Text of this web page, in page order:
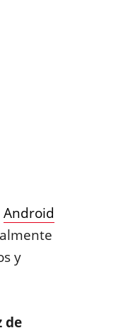
Android
y
de